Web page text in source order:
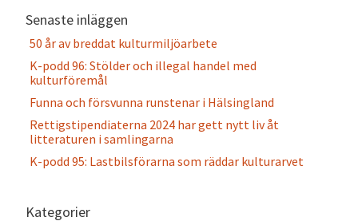
Senaste inläggen
50 år av breddat kulturmiljöarbete
K-podd 96: Stölder och illegal handel med
kulturföremål
Funna och försvunna runstenar i Hälsingland
Rettigstipendiaterna 2024 har gett nytt liv åt
litteraturen i samlingarna
K-podd 95: Lastbilsförarna som räddar kulturarvet
Kategorier